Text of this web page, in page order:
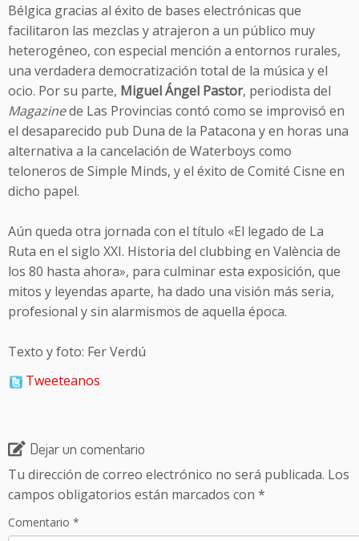
Bélgica gracias al éxito de bases electrónicas que
facilitaron las mezclas y atrajeron a un público muy
heterogéneo, con especial mención a entornos rurales,
una verdadera democratización total de la música y el
ocio. Por su parte, Miguel Ángel Pastor, periodista del
Magazinede Las Provincias contó como se improvisó en
el desaparecido pub Duna de la Patacona y en horas una
alternativa a la cancelación de Waterboys como
teloneros de Simple Minds, y el éxito de Comité Cisne en
dicho papel.
Aún queda otra jornada con el título «El legado de La
Ruta en el siglo XXI. Historia del clubbing en València de
los 80 hasta ahora», para culminar esta exposición, que
mitos y leyendas aparte, ha dado una visión más seria,
profesional y sin alarmismos de aquella época.
Texto y foto: Fer Verdú
Tweeteanos
Dejar un comentario
Tu dirección de correo electrónico no será publicada. Los
campos obligatorios están marcados con *
Comentario *